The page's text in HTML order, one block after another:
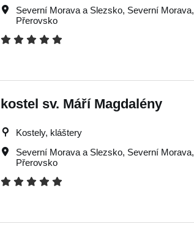
Severní Morava a Slezsko, Severní Morava,
Přerovsko
kostel sv. Máří Magdalény
Kostely, kláštery
Severní Morava a Slezsko, Severní Morava,
Přerovsko